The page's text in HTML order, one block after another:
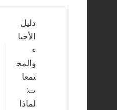
دليل
الأحيا
ء
والمج
تمعا
ت:
لماذا